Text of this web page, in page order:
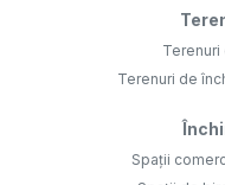
Terenuri
Terenuri de
Spații